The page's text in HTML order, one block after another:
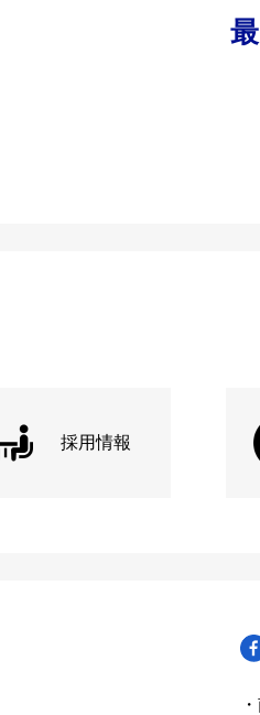
採用情報